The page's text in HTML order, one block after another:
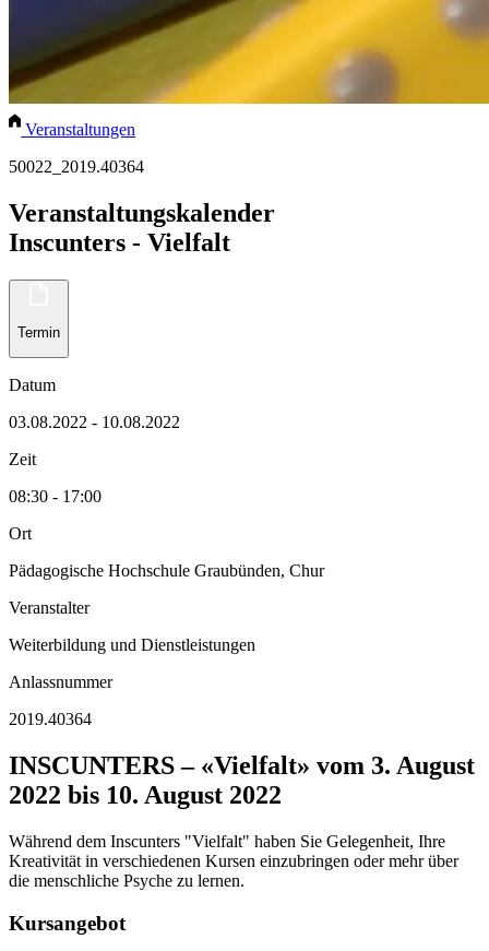
Veranstaltungen
50022_2019.40364
Veranstaltungskalender
Inscunters - Vielfalt
Termin
Datum
03.08.2022 - 10.08.2022
Zeit
08:30 - 17:00
Ort
Pädagogische Hochschule Graubünden, Chur
Veranstalter
Weiterbildung und Dienstleistungen
Anlassnummer
2019.40364
INSCUNTERS – «Vielfalt» vom 3. August
2022 bis 10. August 2022
Während dem Inscunters "Vielfalt" haben Sie Gelegenheit, Ihre
Kreativität in verschiedenen Kursen einzubringen oder mehr über
die menschliche Psyche zu lernen.
Kursangebot